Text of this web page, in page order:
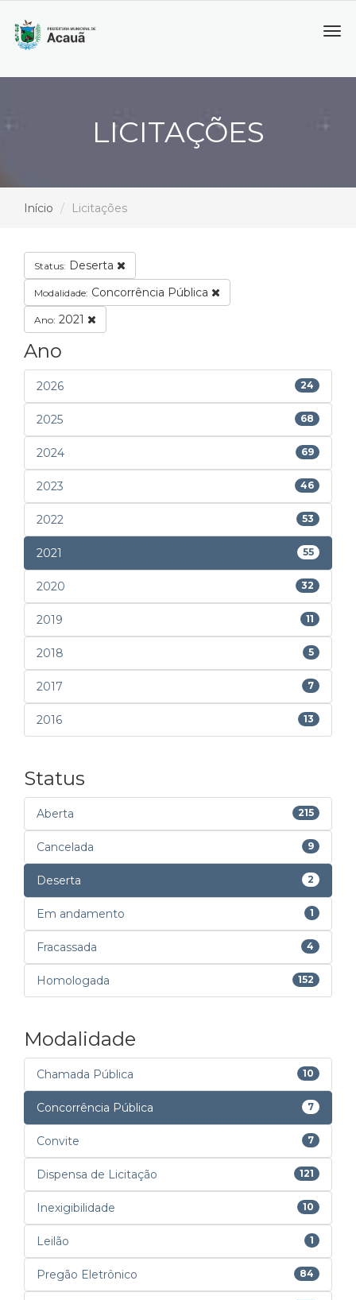
LICITAÇÕES
Início Licitações
Status: Deserta
Modalidade: Concorrência Pública
Ano: 2021
Ano
2026 24
2025 68
2024 69
2023 46
2022 53
2021 55
2020 32
2019 11
2018 5
2017 7
2016 13
Status
Aberta 215
Cancelada 9
Deserta 2
Em andamento 1
Fracassada 4
Homologada 152
Modalidade
Chamada Pública 10
Concorrência Pública 7
Convite 7
Dispensa de Licitação 121
Inexigibilidade 10
Leilão 1
Pregão Eletrônico 84